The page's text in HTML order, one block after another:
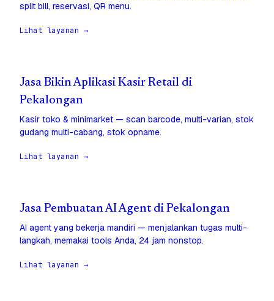
split bill, reservasi, QR menu.
Lihat layanan →
Jasa Bikin Aplikasi Kasir Retail di
Pekalongan
Kasir toko & minimarket — scan barcode, multi-varian, stok
gudang multi-cabang, stok opname.
Lihat layanan →
Jasa Pembuatan AI Agent di Pekalongan
AI agent yang bekerja mandiri — menjalankan tugas multi-
langkah, memakai tools Anda, 24 jam nonstop.
Lihat layanan →